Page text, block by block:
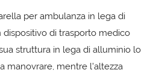
per ambulanza in lega di
dispositivo di trasporto medico
struttura in lega di alluminio lo
manovrare, mentre l'altezza